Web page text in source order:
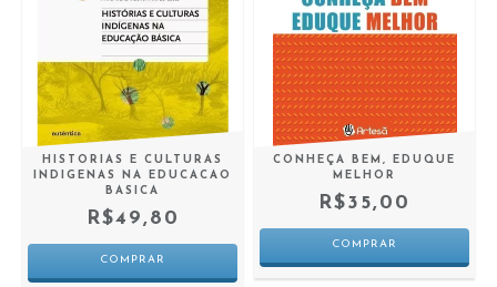
HISTORIAS E CULTURAS
INDIGENAS NA EDUCACAO
BASICA
R$49,80
CONHEÇA BEM, EDUQUE
MELHOR
R$35,00